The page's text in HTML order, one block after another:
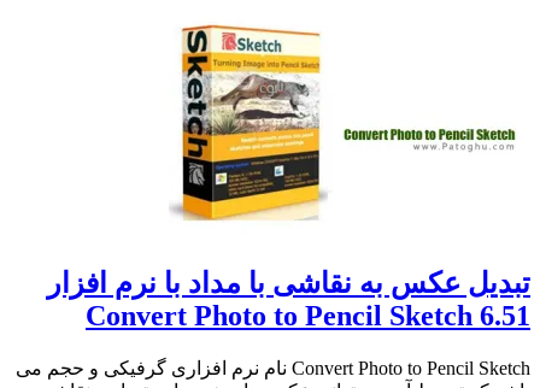
تبدیل عکس به نقاشی با مداد با نرم افزار
Convert Photo to Pencil Sketch 6.51
Convert Photo to Pencil Sketch نام نرم افزاری گرفیکی و حجم می